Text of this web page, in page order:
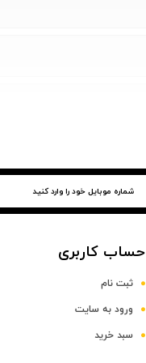
حساب کاربری
ثبت نام
ورود به سایت
سبد خرید